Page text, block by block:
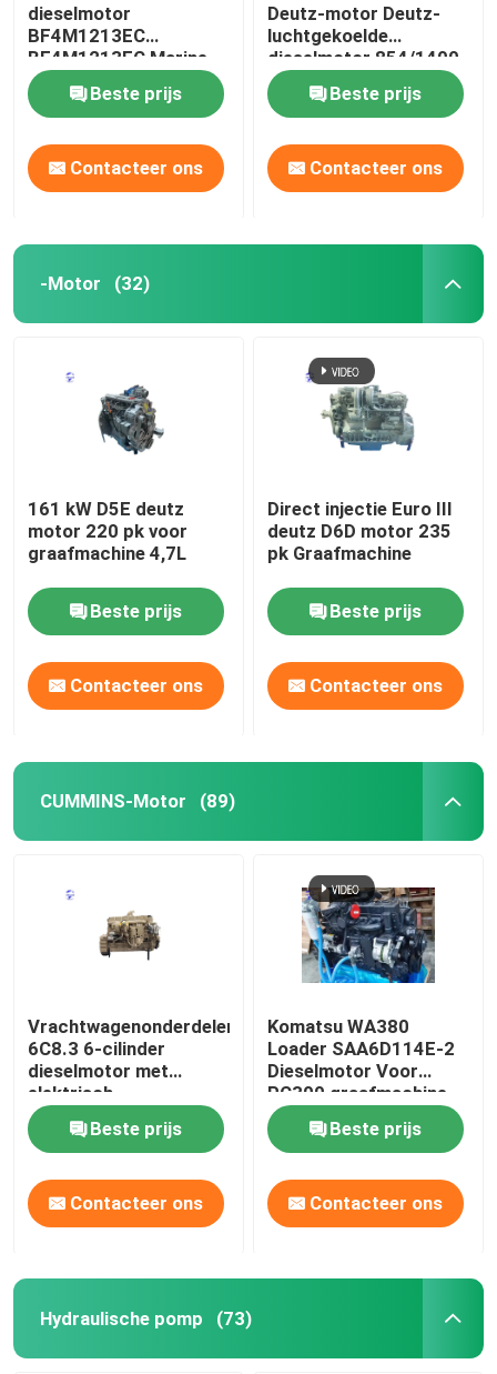
gebruikte zware machines
Diesel Generatorreeks
dieselmotor
BF4M1213EC
BF4M1213FC Marine
graafmachine motor
Beste prijs
Contacteer ons
Deutz-motor Deutz-
luchtgekoelde
dieselmotor 854/1400
N.M/R/Min
Beste prijs
Contacteer ons
-Motor (32)
161 kW D5E deutz
motor 220 pk voor
graafmachine 4,7L
Beste prijs
Contacteer ons
Direct injectie Euro III
deutz D6D motor 235
pk Graafmachine
Beste prijs
Contacteer ons
CUMMINS-Motor (89)
Vrachtwagenonderdelen
6C8.3 6-cilinder
dieselmotor met
elektrisch
startsysteem
Beste prijs
Contacteer ons
Komatsu WA380
Loader SAA6D114E-2
Dieselmotor Voor
PC300 graafmachine
Beste prijs
Contacteer ons
Hydraulische pomp (73)